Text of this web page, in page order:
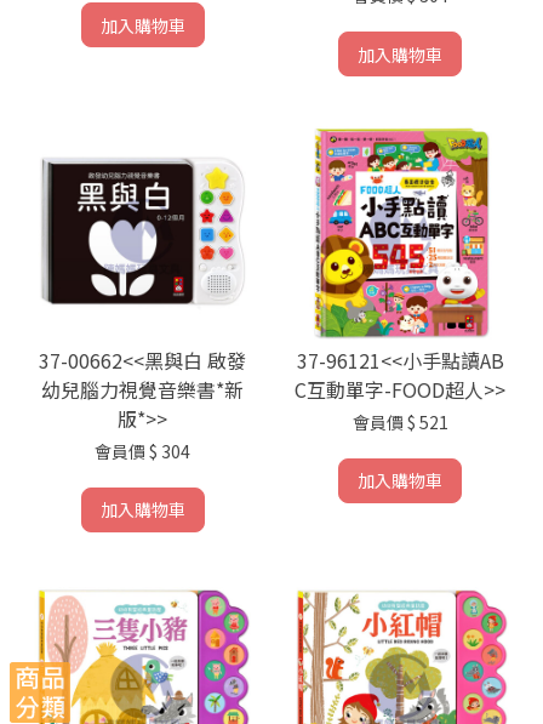
加入購物車
加入購物車
37-00662<<黑與白 啟發
幼兒腦力視覺音樂書*新
版*>>
會員價 $ 304
加入購物車
37-96121<<小手點讀AB
C互動單字-FOOD超人>>
會員價 $ 521
加入購物車